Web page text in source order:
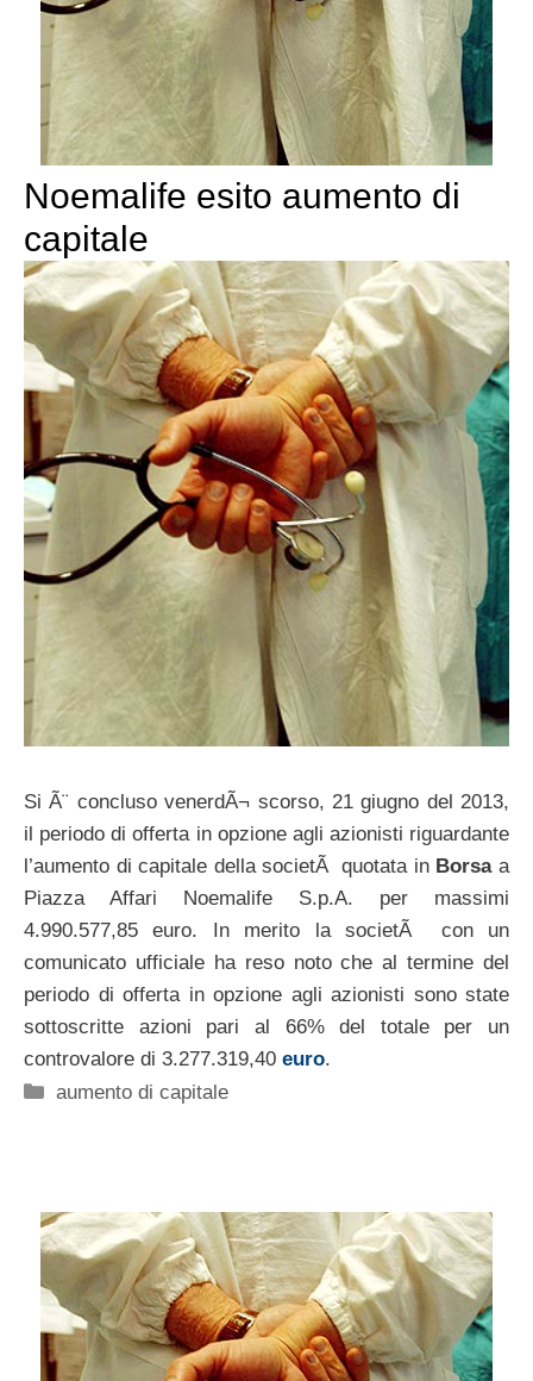
Noemalife esito aumento di
capitale
Si Ã¨ concluso venerdÃ¬ scorso, 21 giugno del 2013,
il periodo di offerta in opzione agli azionisti riguardante
l’aumento di capitale della societÃ quotata in Borsaa
Piazza Affari Noemalife S.p.A. per massimi
4.990.577,85 euro. In merito la societÃ con un
comunicato ufficiale ha reso noto che al termine del
periodo di offerta in opzione agli azionisti sono state
sottoscritte azioni pari al 66% del totale per un
controvalore di 3.277.319,40 euro.
Categorie
aumento di capitale